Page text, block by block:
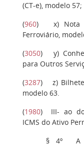
(CT-e), modelo 57;
(960) x) Nota
Ferroviário,
(3050)y)
para Outros
(3287) z)
modelo 63.
(1980) III- ao
ICMS do Ativo
§ 4º
A